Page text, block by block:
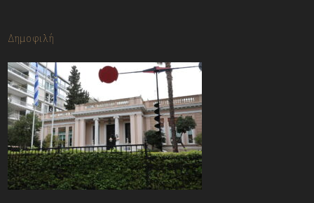
Δημοφιλή